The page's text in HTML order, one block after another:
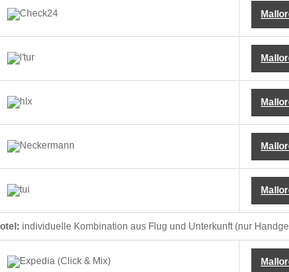
individuelle Kombination aus Flug und Unterkunft (nur